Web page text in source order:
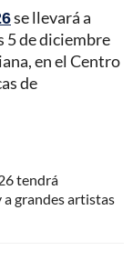
se llevará a
5 de diciembre
en el Centro
de
tendrá
a grandes artistas